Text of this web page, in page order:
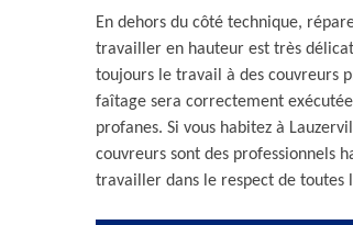
En dehors du côté technique,
travailler en hauteur est très
toujours le travail à des couvreurs
faîtage sera correctement
profanes. Si vous habitez à
couvreurs sont des professionnels
travailler dans le respect de